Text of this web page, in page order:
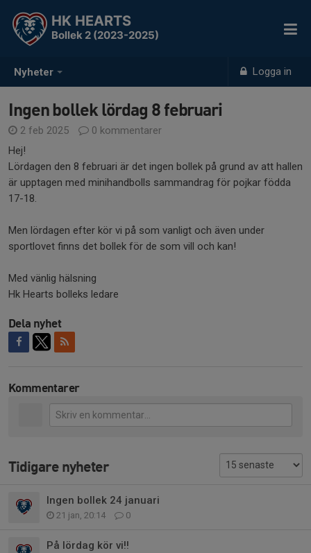
Nyheter Logga in
HK HEARTS
Bollek 2 (2023-2025)
Ingen bollek lördag 8 februari
2 feb 2025
0 kommentarer
Hej!
Lördagen den 8 februari är det ingen bollek på grund av att hallen
är upptagen med minihandbolls sammandrag för pojkar födda
17-18.
Men lördagen efter kör vi på som vanligt och även under
sportlovet finns det bollek för de som vill och kan!
Med vänlig hälsning
Hk Hearts bolleks ledare
Dela nyhet
Kommentarer
Tidigare nyheter
Ingen bollek 24 januari
21 jan, 20:14 0
På lördag kör vi!!